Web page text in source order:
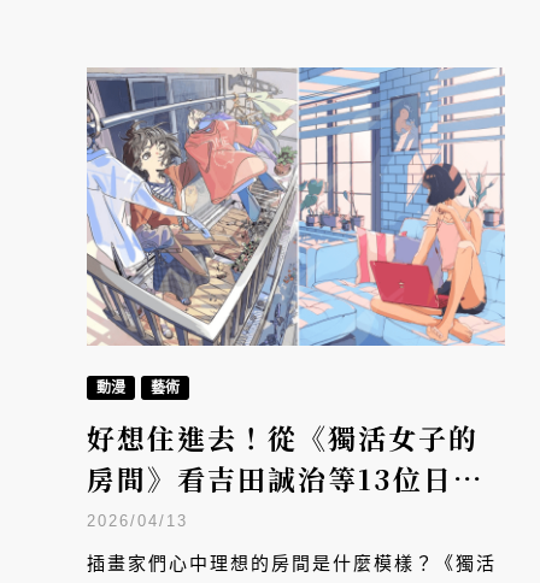
動漫 藝術
好想住進去！從《獨活女子的
房間》看吉田誠治等13位日本
知名插畫家用畫筆詮釋理想的
房間
2026/04/13
插畫家們心中理想的房間是什麼模樣？《獨活